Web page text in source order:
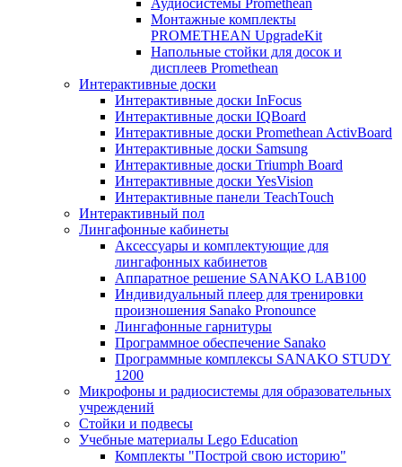
Аудиосистемы Promethean
Монтажные комплекты
PROMETHEAN UpgradeKit
Напольные стойки для досок и
дисплеев Promethean
Интерактивные доски
Интерактивные доски InFocus
Интерактивные доски IQBoard
Интерактивные доски Promethean ActivBoard
Интерактивные доски Samsung
Интерактивные доски Triumph Board
Интерактивные доски YesVision
Интерактивные панели TeachTouch
Интерактивный пол
Лингафонные кабинеты
Аксессуары и комплектующие для
лингафонных кабинетов
Аппаратное решение SANAKO LAB100
Индивидуальный плеер для тренировки
произношения Sanako Pronounce
Лингафонные гарнитуры
Программное обеспечение Sanako
Программные комплексы SANAKO STUDY
1200
Микрофоны и радиосистемы для образовательных
учреждений
Стойки и подвесы
Учебные материалы Lego Education
Комплекты "Построй свою историю"